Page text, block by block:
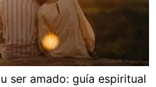
ser amado: guía espiritual